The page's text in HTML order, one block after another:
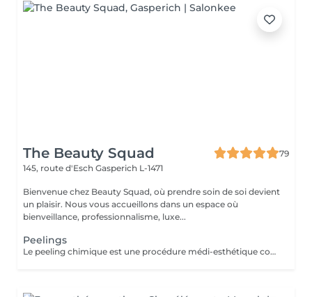
The Beauty Squad
79
145, route d'Esch Gasperich L-1471
Bienvenue chez Beauty Squad, où prendre soin de soi devient
un plaisir. Nous vous accueillons dans un espace où
bienveillance, professionnalisme, luxe...
Peelings
Le peeling chimique est une procédure médi-esthétique consistant provoquer une régénération cutanée accélérée et contrôlée par l'application de puissants agents exfoliants permettant d'agir à différentes profondeurs. Son action sur le tissu cutané favorise l'élimination des couches externes de la peau dans le but de stimuler la production de collagène et d'élastine. 1 soin : 150€ Forfait 5 soins : 675€